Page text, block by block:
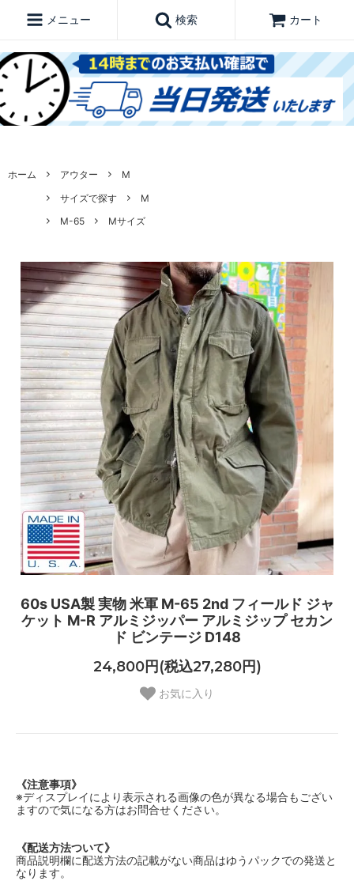
メニュー 検索 カート
ホーム アウター
M
サイズで探す
M
M-65
Mサイズ
60s USA製 実物 米軍 M-65 2nd フィールド ジャ
ケット M-R アルミジッパー アルミジップ セカン
ド ビンテージ D148
24,800円(税込27,280円)
お気に入り
《注意事項》
※ディスプレイにより表示される画像の色が異なる場合もござい
ますので気になる方はお問合せください。
《配送方法ついて》
商品説明欄に配送方法の記載がない商品はゆうパックでの発送と
なります。